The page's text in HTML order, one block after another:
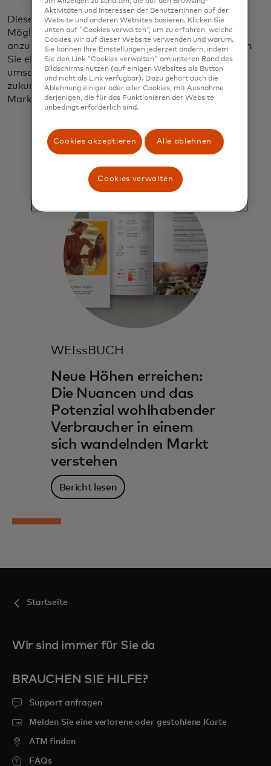
Dieses einflussreiche Publikum bietet beispiellose
Möglichkeiten für Marken, die bereit sind, sich
anzupassen und Innovationen einzuführen. Tauchen
Sie ein in unsere Erkenntnisse und entdecken Sie
umsetzbare Strategien für eine sinnvolle und
zukunftsorientierte Ansprache des wohlhabenden
Marktes.
WEIssBUCH
Neue Höhen erreichen:
Die Nuancen und das
Potenzial wohlhabender
Verbraucher in einem
sich wandelnden Markt
verstehen
Bericht lesen
Startseite
Wir sind immer für Sie da
BRAUCHEN SIE HILFE?
Support anfragen
Melden Sie eine verlorene oder gestohlene Karte
ATM finden
FAQs
Aktivitäten und Interessen der Benutzer:innen auf der
Website und anderen Websites basieren. Klicken Sie
unten auf "Cookies verwalten", um zu erfahren, welche
Cookies wir auf dieser Website verwenden und warum.
Sie können Ihre Einstellungen jederzeit ändern, indem
Sie den Link "Cookies verwalten" am unteren Rand des
Bildschirms nutzen (auf einigen Websites als Button
und nicht als Link verfügbar). Dazu gehört auch die
Ablehnung einiger oder aller Cookies, mit Ausnahme
derjenigen, die für das Funktionieren der Website
unbedingt erforderlich sind.
Cookies akzeptieren Alle ablehnen
Cookies verwalten